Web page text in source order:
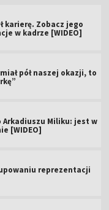
karierę. Zobacz jego
w kadrze [WIDEO]
pół naszej okazji, to
Arkadiuszu Miliku: jest w
[WIDEO]
reprezentacji